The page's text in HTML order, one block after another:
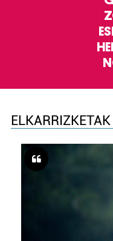
ELKARRIZKETAK